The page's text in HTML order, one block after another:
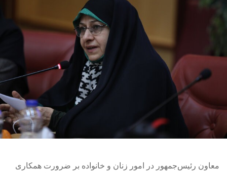
معاون رئیس‌جمهور در امور زنان و خانواده بر ضرورت همکاری